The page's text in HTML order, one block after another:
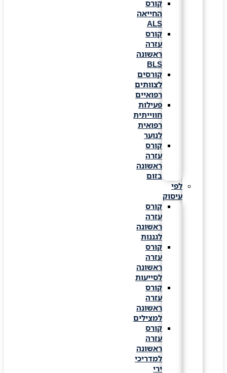
קורס
החייאה
קורס
עזרה
ראשונה
קורסים
לצוותים
רפואיים
פעילות
חווייתית
רפואית
לנוער
קורס
עזרה
ראשונה
לפי
עיסוק
קורס
עזרה
ראשונה
לגננות
קורס
עזרה
ראשונה
לסייעות
קורס
עזרה
ראשונה
למצילים
קורס
עזרה
ראשונה
למדריכי